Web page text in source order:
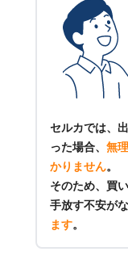
セルカでは、
った場合、 無
かりません。
そのため、買
手放す不安がな
ます。